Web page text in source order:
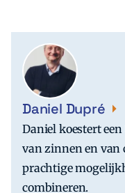
Daniel Dupré
Daniel koestert
van zinnen en van
prachtige
combineren.